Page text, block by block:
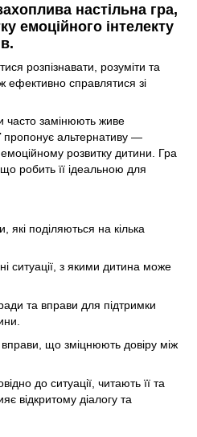
настільна гра,
емоційного інтелекту
розпізнавати, розуміти та
ефективно справлятися зі
часто замінюють живе
пропонує альтернативу —
розвитку дитини. Гра
робить її ідеальною для
які поділяються на кілька
ситуації, з якими дитина може
та вправи для підтримки
вправи, що зміцнюють довіру між
до ситуації, читають її та
відкритому діалогу та